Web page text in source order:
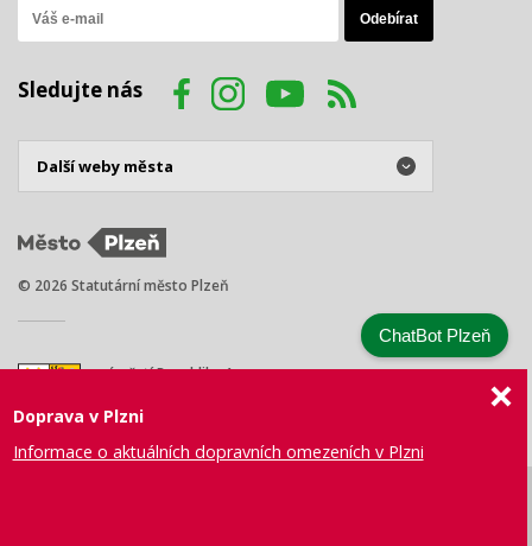
Sledujte nás
© 2026 Statutární město Plzeň
náměstí Republiky 1
Tel.: +420 378 031 111
Doprava v Plzni
Informace o aktuálních dopravních omezeních v Plzni
ChatBot Plzeň